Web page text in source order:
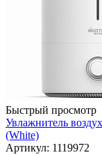
Быстрый просмотр
Увлажнитель
(White)
Артикул: 1119972